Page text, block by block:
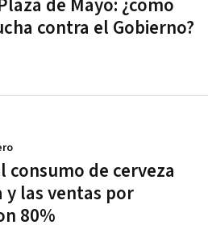
de Mayo: ¿cómo
contra el Gobierno?
de cerveza
y las ventas por
80%